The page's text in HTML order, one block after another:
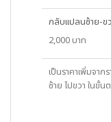
กลับแปลนซ้าย-ข
2,000 บาท
เป็นราคาเพิ่มจา
ซ้าย ไปขวา ในขั้น